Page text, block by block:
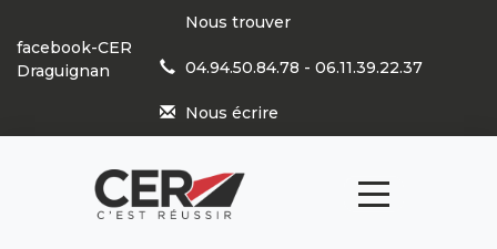
Panneau de gestion des cookies
facebook-CER
Draguignan
Nous trouver
04.94.50.84.78 - 06.11.39.22.37
Nous écrire